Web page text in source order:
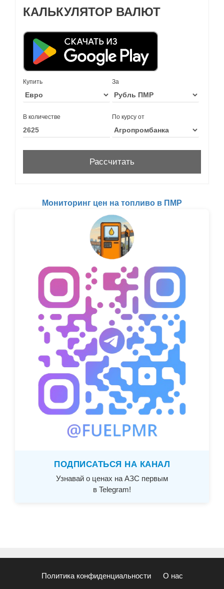
КАЛЬКУЛЯТОР ВАЛЮТ
Купить За
В количестве По курсу от
Мониторинг цен на топливо в ПМР
ПОДПИСАТЬСЯ НА КАНАЛ
Узнавай о ценах на АЗС первым
в Telegram!
Политика конфиденциальности О нас